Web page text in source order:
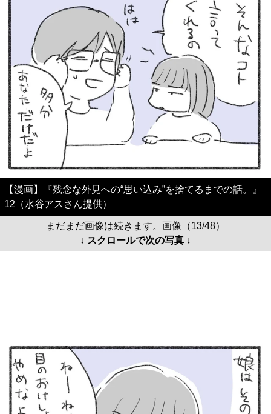
【漫画】『残念な外見への“思い込み”を捨てるまでの話。』
12（水谷アスさん提供）
まだまだ画像は続きます。画像（13/48）
↓ スクロールで次の写真 ↓